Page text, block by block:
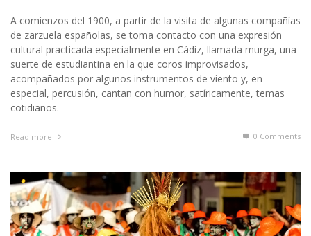
A comienzos del 1900, a partir de la visita de algunas compañías
de zarzuela españolas, se toma contacto con una expresión
cultural practicada especialmente en Cádiz, llamada murga, una
suerte de estudiantina en la que coros improvisados,
acompañados por algunos instrumentos de viento y, en
especial, percusión, cantan con humor, satíricamente, temas
cotidianos.
Read more 0 Comments